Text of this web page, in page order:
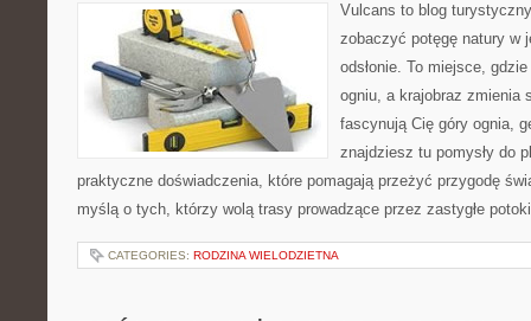
Vulcans to blog
zobaczyć potęgę natury w
odsłonie. To miejsce,
ogniu, a krajobraz zmienia
fascynują Cię góry ognia,
znajdziesz tu pomysły do
praktyczne doświadczenia, które pomagają przeżyć przygodę
myślą o tych, którzy wolą trasy prowadzące przez zastygłe
CATEGORIES: RODZINA WIELODZIETNA